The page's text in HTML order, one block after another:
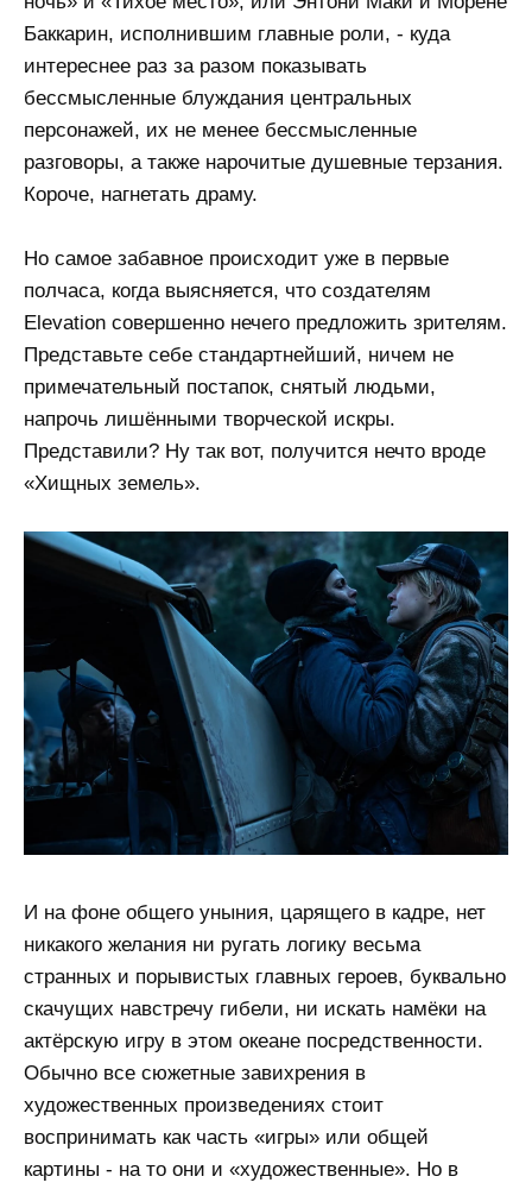
Баккарин, исполнившим главные роли, - куда
интереснее раз за разом показывать
бессмысленные блуждания центральных
персонажей, их не менее бессмысленные
разговоры, а также нарочитые душевные терзания.
Короче, нагнетать драму.
Но самое забавное происходит уже в первые
полчаса, когда выясняется, что создателям
Elevation совершенно нечего предложить зрителям.
Представьте себе стандартнейший, ничем не
примечательный постапок, снятый людьми,
напрочь лишёнными творческой искры.
Представили? Ну так вот, получится нечто вроде
«Хищных земель».
И на фоне общего уныния, царящего в кадре, нет
никакого желания ни ругать логику весьма
странных и порывистых главных героев, буквально
скачущих навстречу гибели, ни искать намёки на
актёрскую игру в этом океане посредственности.
Обычно все сюжетные завихрения в
художественных произведениях стоит
воспринимать как часть «игры» или общей
картины - на то они и «художественные». Но в